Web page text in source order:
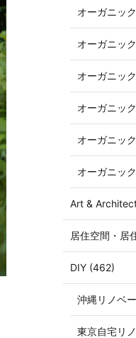
オーガニッ
オーガニッ
オーガニッ
オーガニッ
オーガニッ
オーガニッ
Art &
居住空間・居
DIY (462)
沖縄リノベ
東京自宅リ